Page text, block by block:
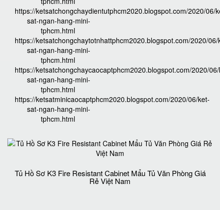
https://ketsatchongchaydientutphcm2020.blogspot.com/2020/06/
sat-ngan-hang-mini-
tphcm.html
https://ketsatchongchaytotnhattphcm2020.blogspot.com/2020/06/
sat-ngan-hang-mini-
tphcm.html
https://ketsatchongchaycaocaptphcm2020.blogspot.com/2020/
sat-ngan-hang-mini-
tphcm.html
https://ketsatminicaocaptphcm2020.blogspot.com/2020/06/ket-
sat-ngan-hang-mini-
tphcm.html
Tủ Hồ Sơ K3 Fire Resistant Cabinet Mẩu Tủ Văn Phòng Giá
Rẻ Việt Nam